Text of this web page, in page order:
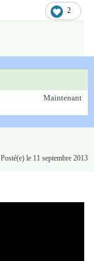
2
Maintenant
Posté(e) le 11 septembre 2013